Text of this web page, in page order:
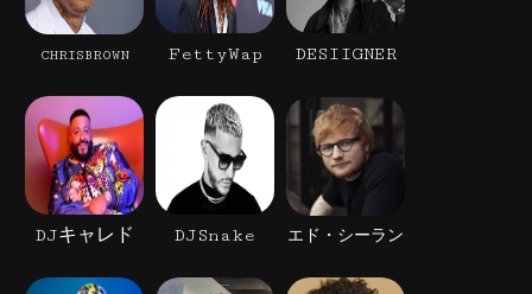
CHRISBROWN FettyWap DESIIGNER
DJキャレド DJSnake エド・シーラン